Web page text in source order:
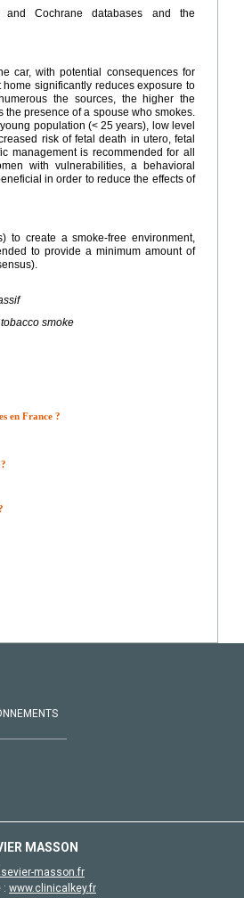
Cochrane databases and the
car, with potential consequences for
significantly reduces exposure to
the sources, the higher the
presence of a spouse who smokes.
population (< 25 years), low level
risk of fetal death in utero, fetal
management is recommended for all
with vulnerabilities, a behavioral
in order to reduce the effects of
to create a smoke-free environment,
to provide a minimum amount of
smoke
en France ?
MASSON
masson.fr
: www.clinicalkey.fr